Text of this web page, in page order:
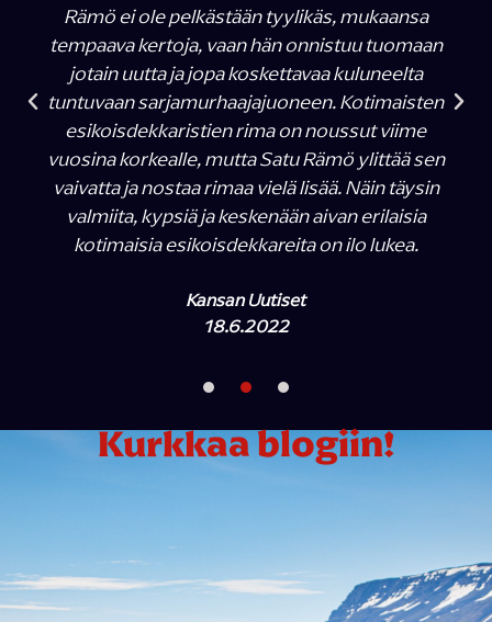
Rämö ei ole pelkästään tyylikäs, mukaansa
tempaava kertoja, vaan hän onnistuu tuomaan
jotain uutta ja jopa koskettavaa kuluneelta
tuntuvaan sarjamurhaajajuoneen. Kotimaisten
esikoisdekkaristien rima on noussut viime
vuosina korkealle, mutta Satu Rämö ylittää sen
vaivatta ja nostaa rimaa vielä lisää. Näin täysin
valmiita, kypsiä ja keskenään aivan erilaisia
kotimaisia esikoisdekkareita on ilo lukea.
Kansan Uutiset
18.6.2022
Kurkkaa blogiin!